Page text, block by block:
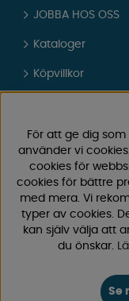
JOBBA HOS OSS
Kataloger
Köpvillkor
0171-105570
Telefontid vardagar
Skicka e-post
Registrera din retur
För att ge dig
använder vi
cookies för
cookies för bättre
med mera. Vi
typer av cookies.
kan själv välja att
du önskar.
Se